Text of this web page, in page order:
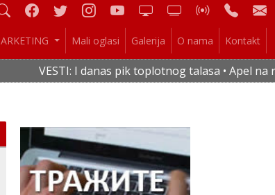
Mali oglasi Galerija O nama Kontakt
VESTI: I danas pik toplotnog talasa • Apel na